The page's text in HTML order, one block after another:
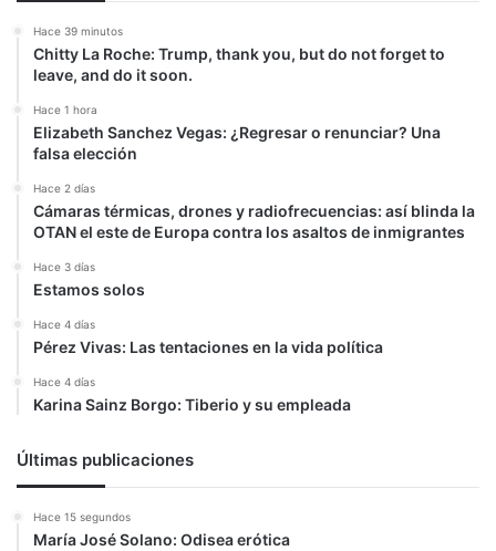
Hace 39 minutos
Chitty La Roche: Trump, thank you, but do not forget to
leave, and do it soon.
Hace 1 hora
Elizabeth Sanchez Vegas: ¿Regresar o renunciar? Una
falsa elección
Hace 2 días
Cámaras térmicas, drones y radiofrecuencias: así blinda la
OTAN el este de Europa contra los asaltos de inmigrantes
Hace 3 días
Estamos solos
Hace 4 días
Pérez Vivas: Las tentaciones en la vida política
Hace 4 días
Karina Sainz Borgo: Tiberio y su empleada
Últimas publicaciones
Hace 15 segundos
María José Solano: Odisea erótica